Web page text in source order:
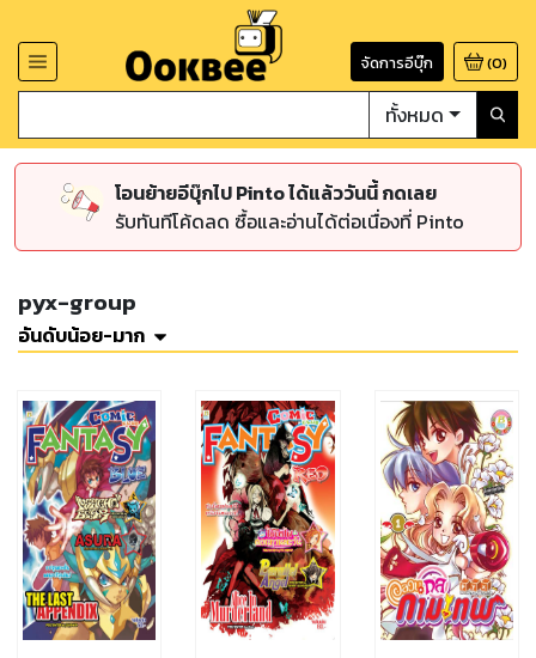
จัดการอีบุ๊ก (0)
ทั้งหมด
โอนย้ายอีบุ๊กไป Pinto ได้แล้ววันนี้ กดเลย
รับทันทีโค้ดลด ซื้อและอ่านได้ต่อเนื่องที่ Pinto
pyx-group
อันดับน้อย-มาก